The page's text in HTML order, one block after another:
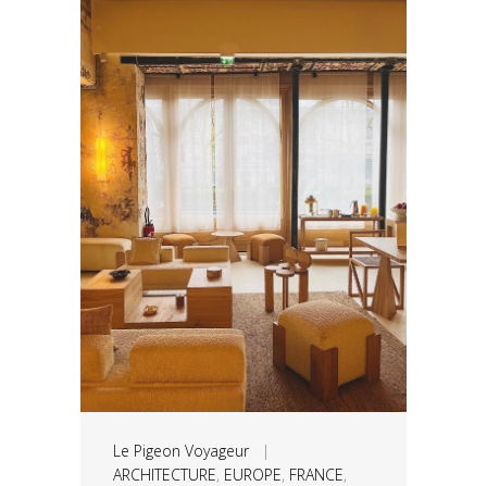
Le Pigeon Voyageur|
ARCHITECTURE, EUROPE, FRANCE,